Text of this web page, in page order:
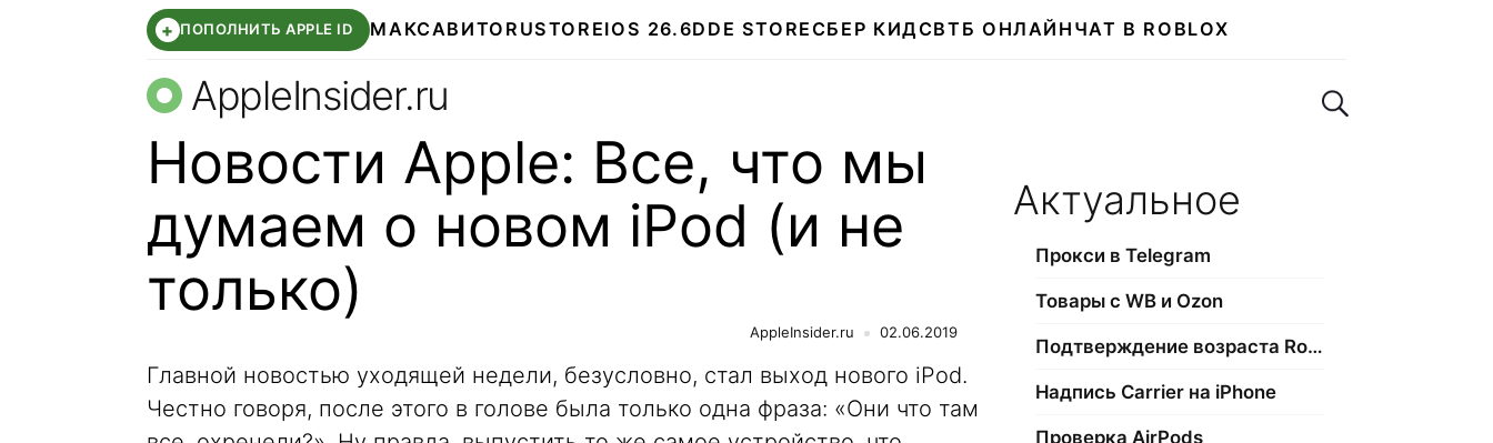
+ ПОПОЛНИТЬ APPLE ID МАКСАВИТО RUSTOREIOS 26.6DDE STORE СБЕР КИДСВТБ ОНЛАЙН ЧАТ В ROBLOX
AppleInsider.ru Поиск по сайту
Новости Apple: Все, что мы
думаем о новом iPod (и не
только)
AppleInsider.ru 02.06.2019
Главной новостью уходящей недели, безусловно, стал выход нового iPod.
Честно говоря, после этого в голове была только одна фраза: «Они что там
Актуальное
Прокси в Telegram
Товары с WB и Ozon
Подтверждение возраста Roblox
Надпись Carrier на iPhone
Проверка AirPods